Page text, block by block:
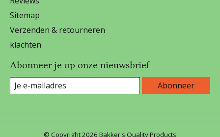
Sitemap
Verzenden & retourneren
klachten
Abonneer je op onze nieuwsbrief
Abonneer
© Copyright 2026 Bakker's Quality Products